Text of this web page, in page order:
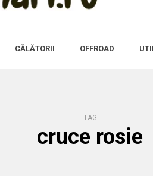
CĂLĂTORII OFFROAD
TAG
cruce rosie